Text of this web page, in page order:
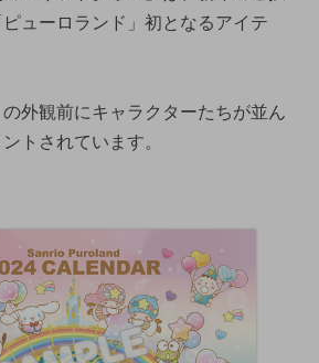
ューロランド」初となるアイテ
の外観前にキャラクターたちが並ん
トされています。